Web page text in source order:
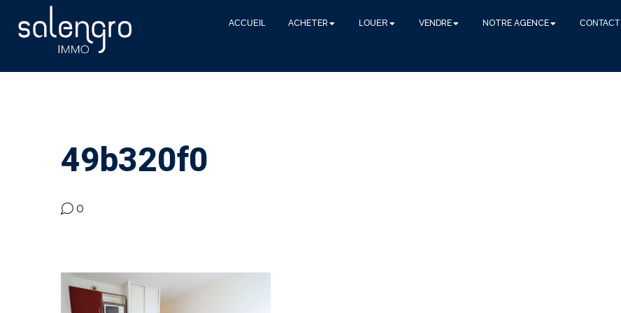
ACCUEIL ACHETER LOUER VENDRE NOTRE AGENCE CONTACT
49b320f0
0